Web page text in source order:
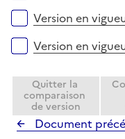
Version en
Version en
Quitter la
comparaison
de version
Document